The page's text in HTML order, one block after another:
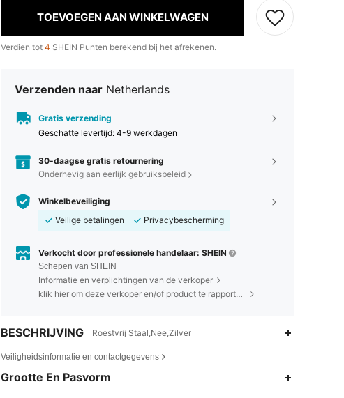
TOEVOEGEN AAN WINKELWAGEN
Verdien tot 4 SHEIN Punten berekend bij het afrekenen.
Verzenden naar Netherlands
Gratis verzending
Geschatte levertijd: 4-9 werkdagen
30-daagse gratis retournering
Onderhevig aan eerlijk gebruiksbeleid
Winkelbeveiliging
Veilige betalingen
Privacybescherming
Verkocht door professionele handelaar: SHEIN
Schepen van SHEIN
Informatie en verplichtingen van de verkoper
klik hier om deze verkoper en/of product te rapporteren.
BESCHRIJVING Roestvrij Staal,Nee,Zilver
Veiligheidsinformatie en contactgegevens
Grootte En Pasvorm